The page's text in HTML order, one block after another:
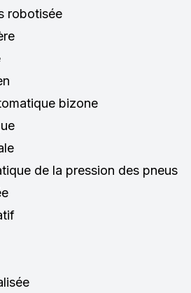
robotisée
bizone
de la pression des pneus